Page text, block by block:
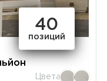
40
позиций
Цвета